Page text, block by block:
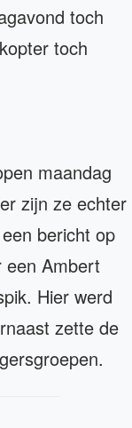
toch
toch
maandag
zijn ze echter
bericht op
een Ambert
Hier werd
zette de